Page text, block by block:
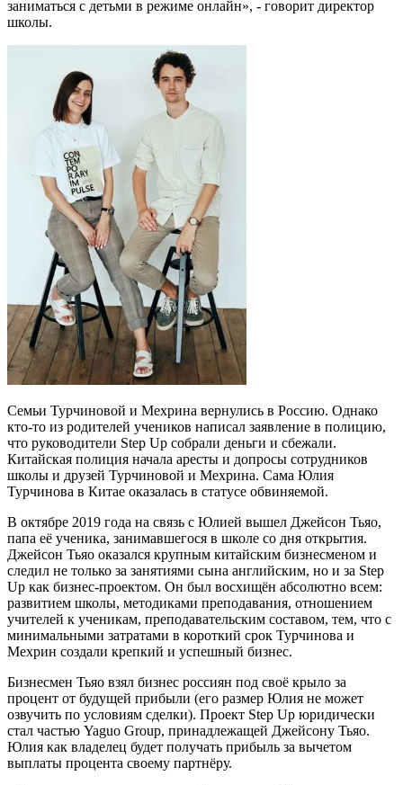
заниматься с детьми в режиме онлайн», - говорит директор
школы.
Семьи Турчиновой и Мехрина вернулись в Россию. Однако
кто-то из родителей учеников написал заявление в полицию,
что руководители Step Up собрали деньги и сбежали.
Китайская полиция начала аресты и допросы сотрудников
школы и друзей Турчиновой и Мехрина. Сама Юлия
Турчинова в Китае оказалась в статусе обвиняемой.
В октябре 2019 года на связь с Юлией вышел Джейсон Тьяо,
папа её ученика, занимавшегося в школе со дня открытия.
Джейсон Тьяо оказался крупным китайским бизнесменом и
следил не только за занятиями сына английским, но и за Step
Up как бизнес-проектом. Он был восхищён абсолютно всем:
развитием школы, методиками преподавания, отношением
учителей к ученикам, преподавательским составом, тем, что с
минимальными затратами в короткий срок Турчинова и
Мехрин создали крепкий и успешный бизнес.
Бизнесмен Тьяо взял бизнес россиян под своё крыло за
процент от будущей прибыли (его размер Юлия не может
озвучить по условиям сделки). Проект Step Up юридически
стал частью Yaguo Group, принадлежащей Джейсону Тьяо.
Юлия как владелец будет получать прибыль за вычетом
выплаты процента своему партнёру.